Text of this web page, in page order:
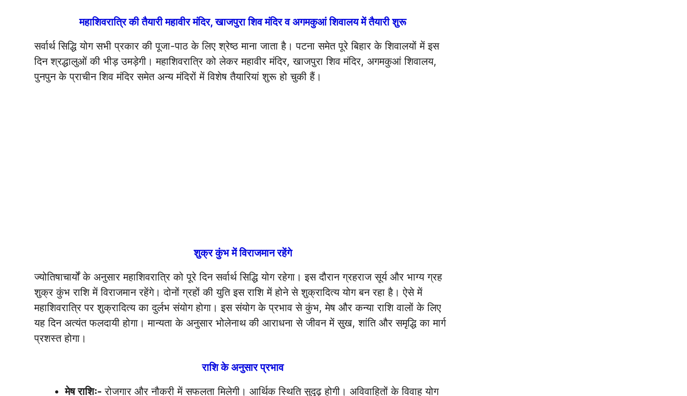
महाशिवरात्रि की तैयारी महावीर मंदिर, खाजपुरा शिव मंदिर व अगमकुआं शिवालय में तैयारी शुरू
सर्वार्थ सिद्धि योग सभी प्रकार की पूजा-पाठ के लिए श्रेष्ठ माना जाता है। पटना समेत पूरे बिहार के शिवालयों में इस
दिन श्रद्धालुओं की भीड़ उमड़ेगी। महाशिवरात्रि को लेकर महावीर मंदिर, खाजपुरा शिव मंदिर, अगमकुआं शिवालय,
पुनपुन के प्राचीन शिव मंदिर समेत अन्य मंदिरों में विशेष तैयारियां शुरू हो चुकी हैं।
शुक्र कुंभ में विराजमान रहेंगे
ज्योतिषाचार्यों के अनुसार महाशिवरात्रि को पूरे दिन सर्वार्थ सिद्धि योग रहेगा। इस दौरान ग्रहराज सूर्य और भाग्य ग्रह
शुक्र कुंभ राशि में विराजमान रहेंगे। दोनों ग्रहों की युति इस राशि में होने से शुक्रादित्य योग बन रहा है। ऐसे में
महाशिवरात्रि पर शुक्रादित्य का दुर्लभ संयोग होगा। इस संयोग के प्रभाव से कुंभ, मेष और कन्या राशि वालों के लिए
यह दिन अत्यंत फलदायी होगा। मान्यता के अनुसार भोलेनाथ की आराधना से जीवन में सुख, शांति और समृद्धि का मार्ग
प्रशस्त होगा।
राशि के अनुसार प्रभाव
मेष राशिः- रोजगार और नौकरी में सफलता मिलेगी। आर्थिक स्थिति सुदृढ़ होगी। अविवाहितों के विवाह योग